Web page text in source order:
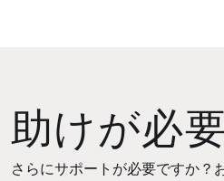
助けが必
さらにサポートが必要ですか？